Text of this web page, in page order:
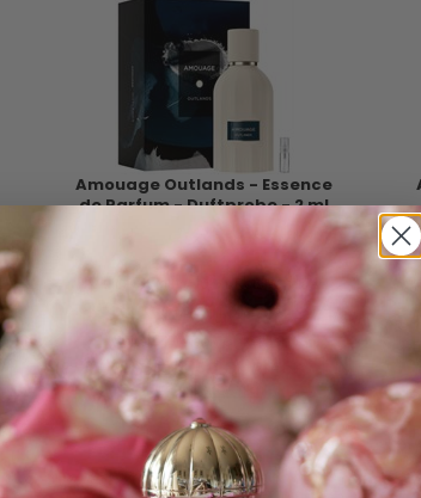
Amouage Outlands - Essence
de Parfum - Duftprobe - 2 ml
2 ML 5 ML
10 ML Reisegröße
5 ML Roll On
Weitere Größen anzeigen...
10,00 €
VERSANDKOSTEN
AUF LAGER